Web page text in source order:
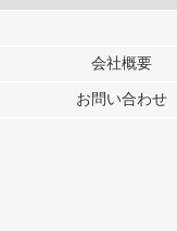
このサイトでは Cookie を
行っています。
メディアや広告配信、デー
各パートナーは、この情
ユーザーが各パートナー
会社概要
お問い合わせ